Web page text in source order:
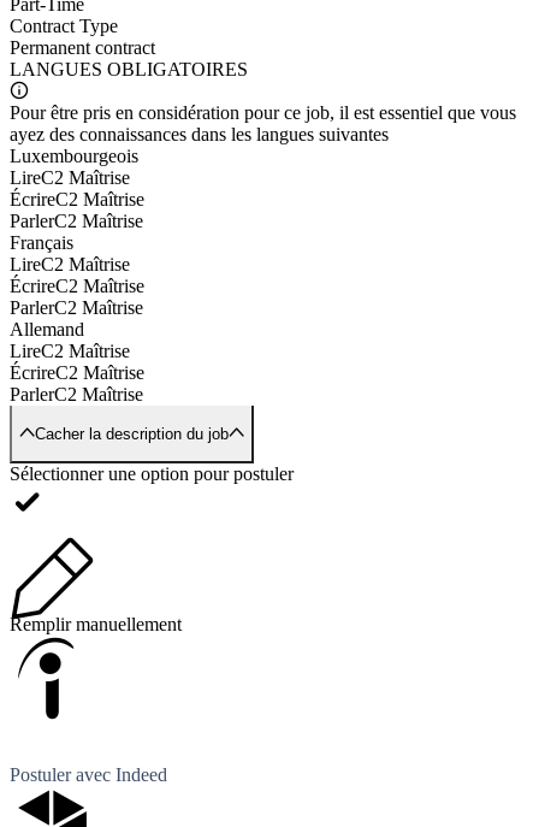
Part-Time
Contract Type
Permanent contract
LANGUES OBLIGATOIRES
Pour être pris en considération pour ce job, il est essentiel que vous
ayez des connaissances dans les langues suivantes
Luxembourgeois
LireC2 Maîtrise
ÉcrireC2 Maîtrise
ParlerC2 Maîtrise
Français
LireC2 Maîtrise
ÉcrireC2 Maîtrise
ParlerC2 Maîtrise
Allemand
LireC2 Maîtrise
ÉcrireC2 Maîtrise
ParlerC2 Maîtrise
Cacher la description du job
Sélectionner une option pour postuler
Remplir manuellement
Postuler avec Indeed